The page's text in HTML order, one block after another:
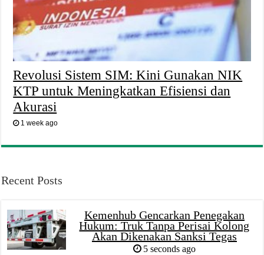
Revolusi Sistem SIM: Kini Gunakan NIK
KTP untuk Meningkatkan Efisiensi dan
Akurasi
1 week ago
Recent Posts
Kemenhub Gencarkan Penegakan
Hukum: Truk Tanpa Perisai Kolong
Akan Dikenakan Sanksi Tegas
5 seconds ago